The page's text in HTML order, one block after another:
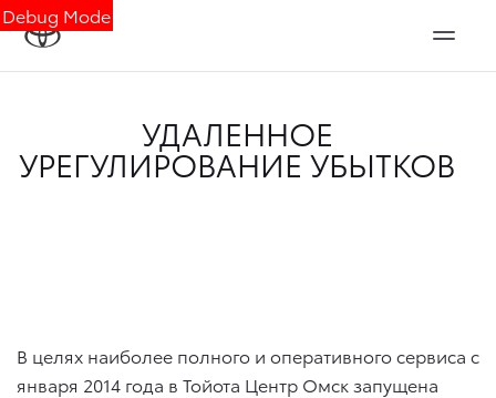
Debug Mode
УДАЛЕННОЕ
УРЕГУЛИРОВАНИЕ УБЫТКОВ
В целях наиболее полного и оперативного сервиса с
января 2014 года в Тойота Центр Омск запущена